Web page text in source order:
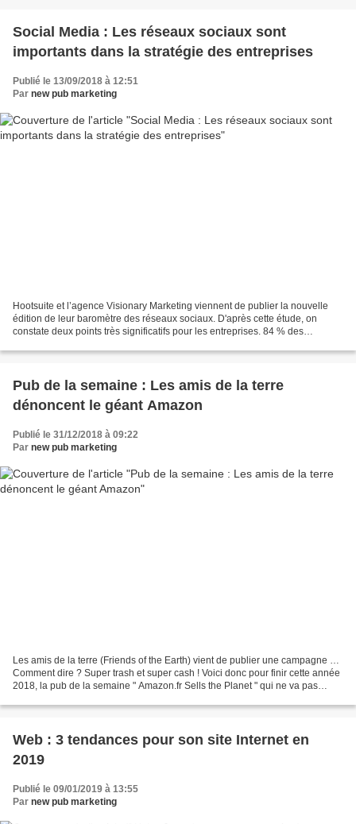
Social Media : Les réseaux sociaux sont
importants dans la stratégie des entreprises
Publié le 13/09/2018 à 12:51
Par new pub marketing
Hootsuite et l’agence Visionary Marketing viennent de publier la nouvelle
édition de leur baromètre des réseaux sociaux. D'après cette étude, on
constate deux points très significatifs pour les entreprises. 84 % des
Pub de la semaine : Les amis de la terre
dénoncent le géant Amazon
Publié le 31/12/2018 à 09:22
Par new pub marketing
Les amis de la terre (Friends of the Earth) vient de publier une campagne …
Comment dire ? Super trash et super cash ! Voici donc pour finir cette année
2018, la pub de la semaine " Amazon.fr Sells the Planet " qui ne va pas
Web : 3 tendances pour son site Internet en
2019
Publié le 09/01/2019 à 13:55
Par new pub marketing